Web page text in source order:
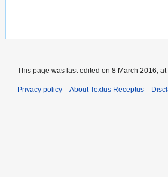
This page was last edited on 8 March 2016, at
Privacy policy About Textus Receptus